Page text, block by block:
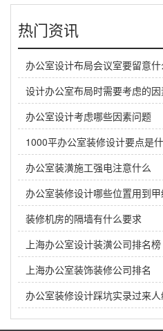
热门资讯
办公室设计布局会议室要留意什
设计办公室布局时需要考虑的
办公室设计考虑哪些因素问题
1000平办公室装修设计要点是
办公室装潢施工强电注意什么
办公室装修设计哪些位置用到甲
装修机房的隔墙有什么要求
上海办公室设计装潢公司排名榜
上海办公室装饰装修公司排名
办公室装修设计踩坑实录过来